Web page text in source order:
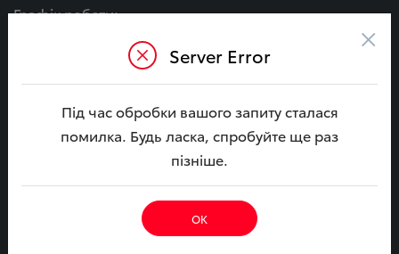
Графік роботи:
Нд:
09:00 - 18:00
МИ В СОЦ. МЕРЕЖАХ
Server Error ×
Під час обробки вашого запиту сталася
помилка. Будь ласка, спробуйте ще раз
пізніше.
ОК